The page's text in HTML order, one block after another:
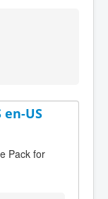
en-US
Pack for